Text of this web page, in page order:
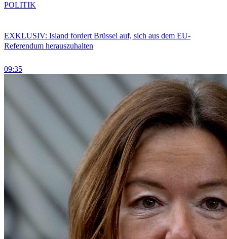
EXKLUSIV: Island fordert Brüssel auf, sich aus dem EU-
Referendum herauszuhalten
09:35
POLITIK